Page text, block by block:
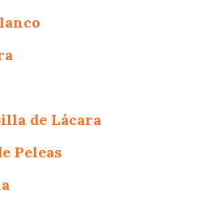
de Lácara
Peleas